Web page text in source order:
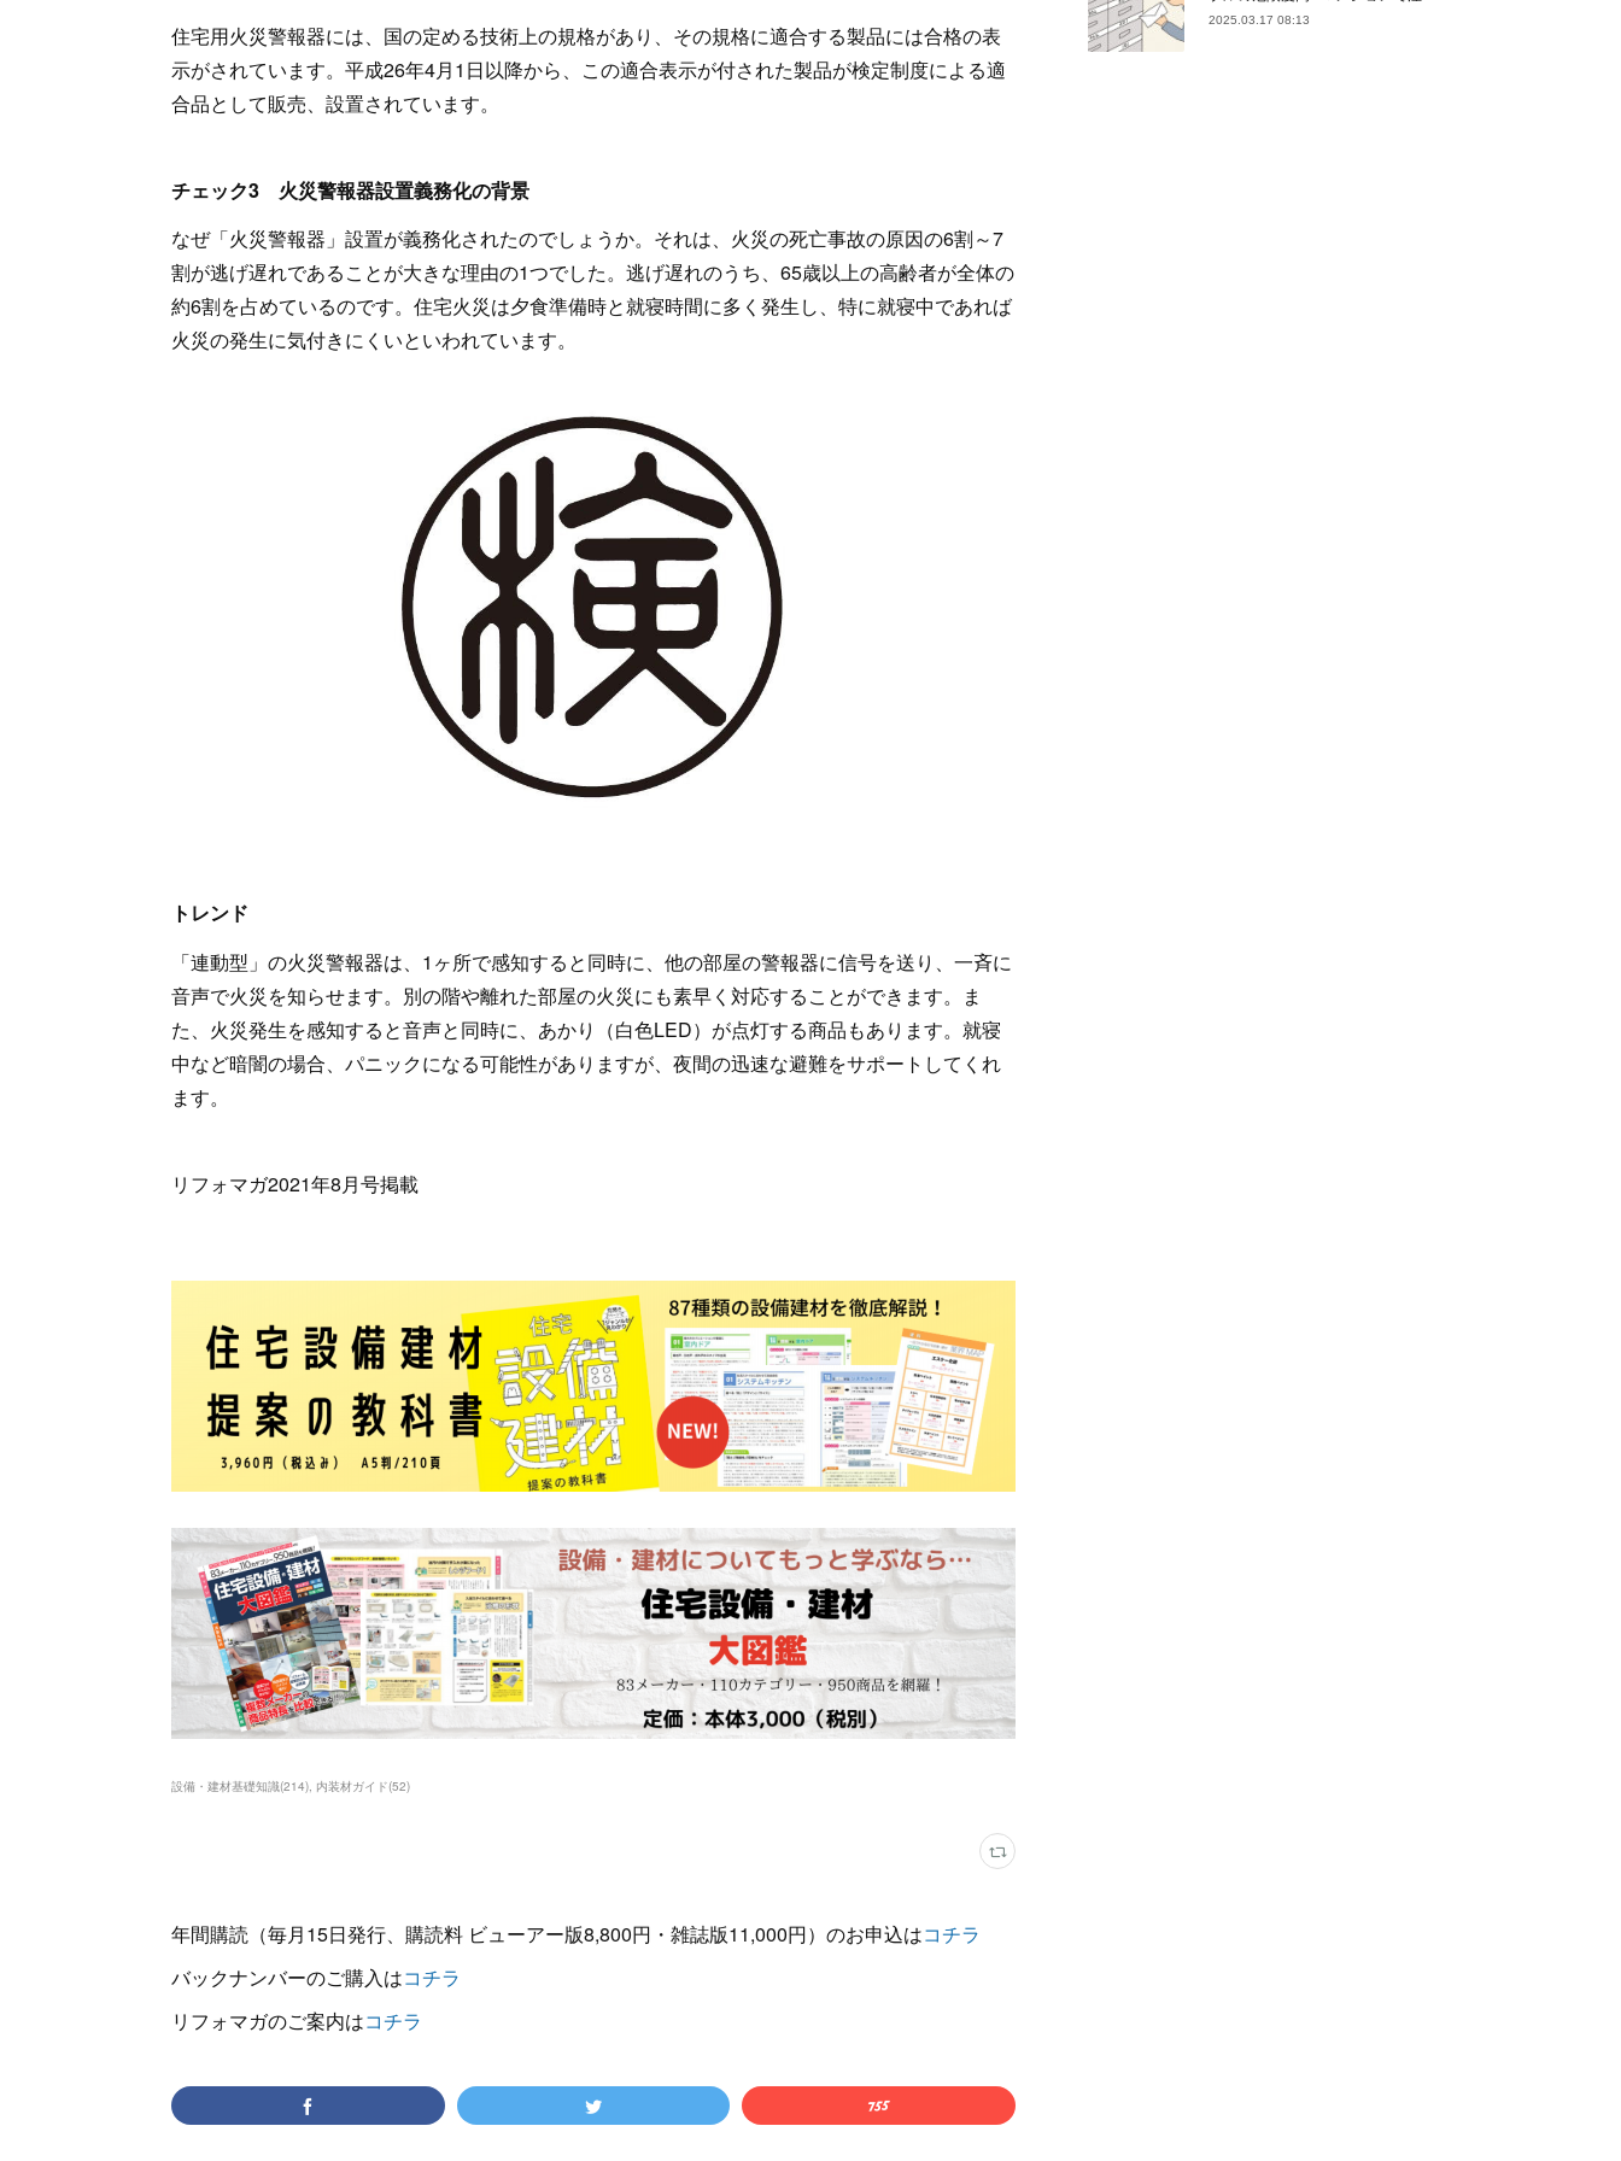
住宅用火災警報器には、国の定める技術上の規格があり、その規格に適合する製品には合格の表
示がされています。平成26年4月1日以降から、この適合表示が付された製品が検定制度による適
合品として販売、設置されています。
チェック3 火災警報器設置義務化の背景
なぜ「火災警報器」設置が義務化されたのでしょうか。それは、火災の死亡事故の原因の6割～7
割が逃げ遅れであることが大きな理由の1つでした。逃げ遅れのうち、65歳以上の高齢者が全体の
約6割を占めているのです。住宅火災は夕食準備時と就寝時間に多く発生し、特に就寝中であれば
火災の発生に気付きにくいといわれています。
トレンド
「連動型」の火災警報器は、1ヶ所で感知すると同時に、他の部屋の警報器に信号を送り、一斉に
音声で火災を知らせます。別の階や離れた部屋の火災にも素早く対応することができます。ま
た、火災発生を感知すると音声と同時に、あかり（白色LED）が点灯する商品もあります。就寝
中など暗闇の場合、パニックになる可能性がありますが、夜間の迅速な避難をサポートしてくれ
ます。
リフォマガ2021年8月号掲載
設備・建材基礎知識(214) 内装材ガイド(52)
年間購読（毎月15日発行、購読料 ビューアー版8,800円・雑誌版11,000円）のお申込はコチラ
バックナンバーのご購入はコチラ
リフォマガのご案内はコチラ
(21) 2025.03.17 08:13